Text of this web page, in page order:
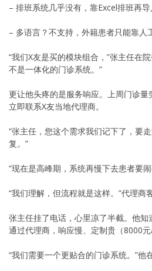
– 排班系统几乎没有，靠Excel排班再导
– 多语言？不支持，外籍患者只能靠人
“我们X友是买的模块组合，”张主任在
不是一体化的门诊系统。”
更让他头疼的是服务响应。上周门诊
立即联系X友当地代理商。
“张主任，您这个需求我们记下了，要
复。”
“现在是高峰期，系统再慢下去患者要
“我们理解，但流程就是这样。”代理商
张主任挂了电话，心里凉了半截。他知
通过代理商，响应慢、定制贵（8000元
“我们需要一个更贴合的门诊系统。”他